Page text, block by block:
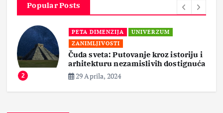
Popular Posts
2
PETA DIMENZIJA
UNIVERZUM
ZANIMLJIVOSTI
Čuda sveta: Putovanje kroz istoriju i
arhitekturu nezamislivih dostignuća
29 Aprila, 2024